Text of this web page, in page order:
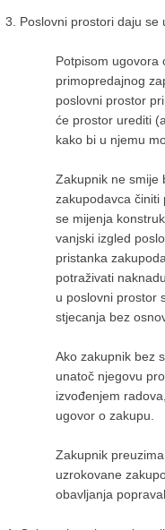
Poslovni prostori daju
Potpisom ugovora
primopredajnog
poslovni prostor
će prostor urediti
kako bi u njemu
Zakupnik ne smije
zakupodavca činiti
se mijenja
vanjski izgled
pristanka
potraživati
u poslovni prostor
stjecanja bez
Ako zakupnik bez
unatoč njegovu
izvođenjem
ugovor o zakupu.
Zakupnik
uzrokovane
obavljanja